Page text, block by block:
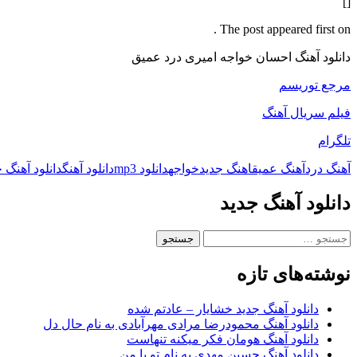
The post appeared first on .
دانلود آهنگ احسان خواجه امیری درد عمیق
مرجع توریسم
فیلم سریال آهنگ
تلگرام
آهنگ درد آهنگ عمیقاهنگ جدیدخواجهدانلود mp3 دانلود آهنگدانلود آهنگ
دانلود آهنگ جدید
جستجو
نوشته‌های تازه
دانلود آهنگ جدید خشایار – عادتم شده
دانلود آهنگ محمودرضا مرادی مهرآبادی به نام حال دل
دانلود آهنگ هومان فکر میکنه تنهاست
دانلود آهنگ حسین مهدی به نام تو با من